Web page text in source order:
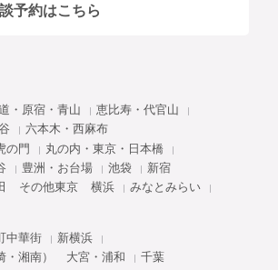
予約はこちら
・原宿・青山
恵比寿・代官山
六本木・西麻布
の門
丸の内・東京・日本橋
豊洲・お台場 池袋
新宿
その他東京 横浜 みなとみらい
中華街
新横浜
湘南）
大宮・浦和 千葉